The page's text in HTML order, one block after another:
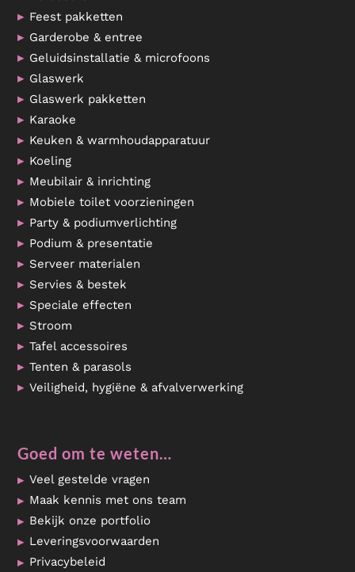
Feest pakketten
Garderobe & entree
Geluidsinstallatie & microfoons
Glaswerk
Glaswerk pakketten
Karaoke
Keuken & warmhoudapparatuur
Koeling
Meubilair & inrichting
Mobiele toilet voorzieningen
Party & podiumverlichting
Podium & presentatie
Serveer materialen
Servies & bestek
Speciale effecten
Stroom
Tafel accessoires
Tenten & parasols
Veiligheid, hygiëne & afvalverwerking
Goed om te weten…
Veel gestelde vragen
Maak kennis met ons team
Bekijk onze portfolio
Leveringsvoorwaarden
Privacybeleid